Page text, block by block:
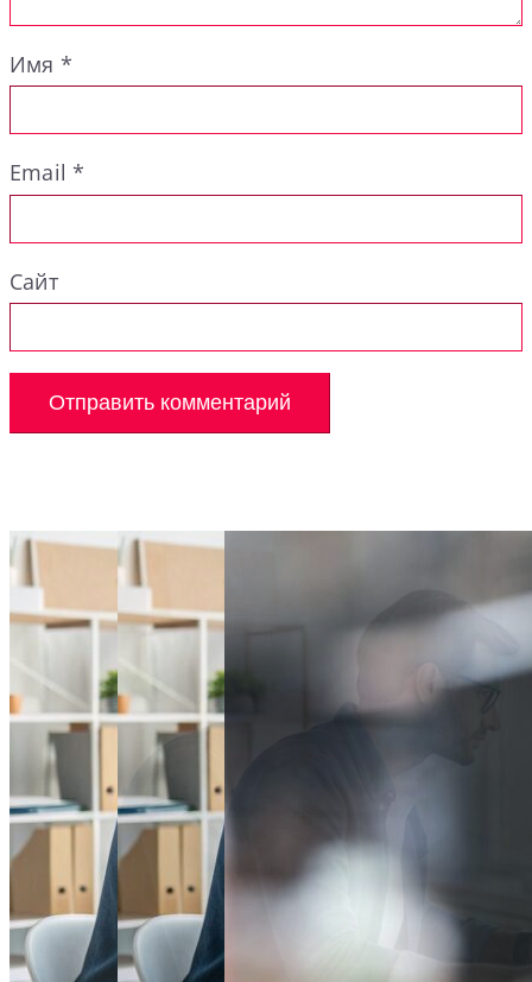
Имя *
Email*
Сайт